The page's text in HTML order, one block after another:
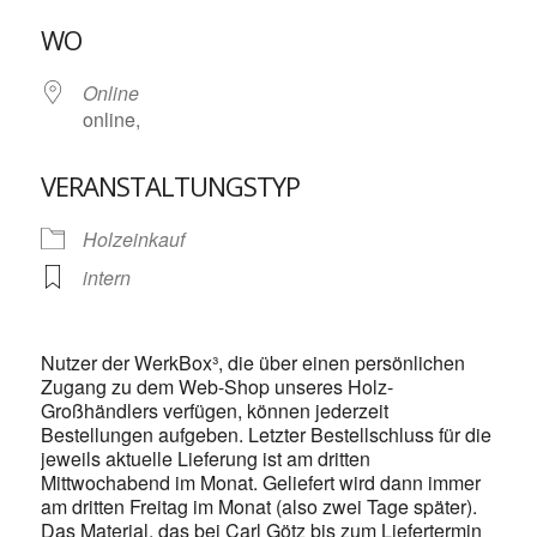
WO
Online
online,
VERANSTALTUNGSTYP
Holzeinkauf
intern
Nutzer der WerkBox³, die über einen persönlichen
Zugang zu dem Web-Shop unseres Holz-
Großhändlers verfügen, können jederzeit
Bestellungen aufgeben. Letzter Bestellschluss für die
jeweils aktuelle Lieferung ist am dritten
Mittwochabend im Monat. Geliefert wird dann immer
am dritten Freitag im Monat (also zwei Tage später).
Das Material, das bei Carl Götz bis zum Liefertermin